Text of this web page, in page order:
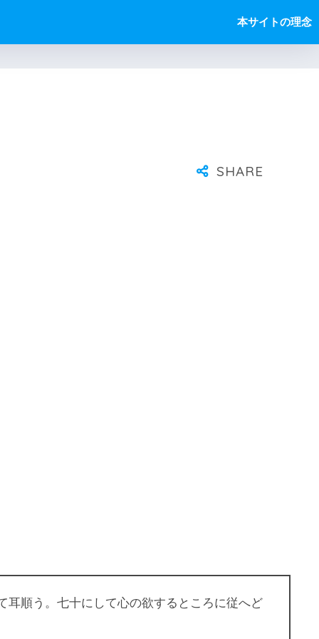
本サイトの理念
耳順う。七十にして心の欲するところに従へど